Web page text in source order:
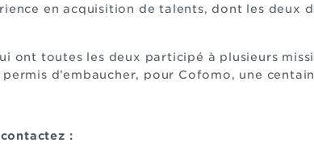
en acquisition de talents, dont les deux
ont toutes les deux participé à plusieurs
d’embaucher, pour Cofomo, une
: